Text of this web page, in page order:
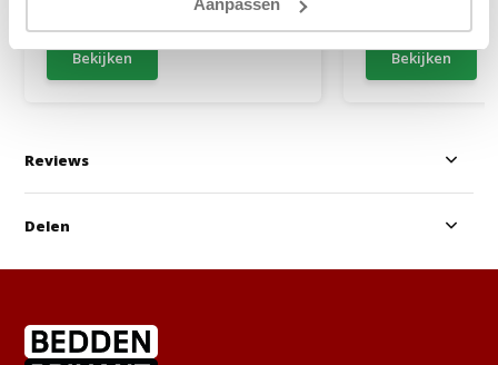
Aanpassen
Bekijken Bekijken
Reviews
Delen